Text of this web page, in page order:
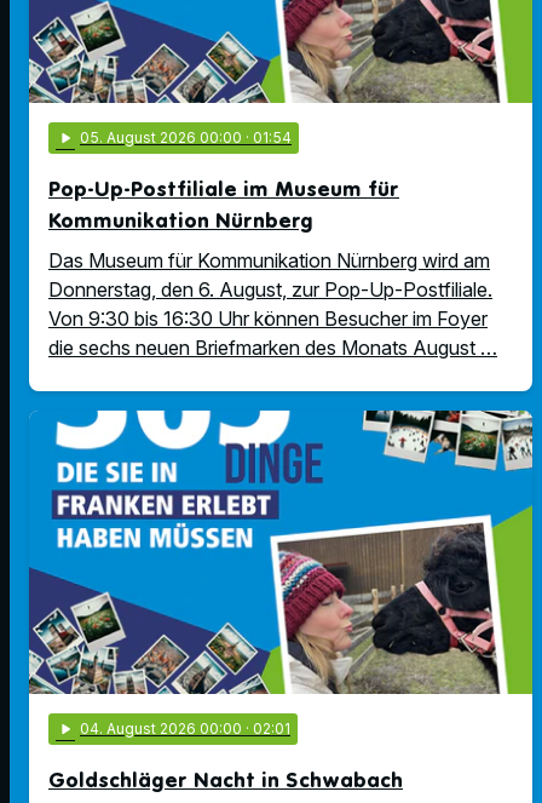
play_arrow 05. August 2026 00:00 · 01:54
Pop-Up-Postfiliale im Museum für
Kommunikation Nürnberg
Das Museum für Kommunikation Nürnberg wird am
Donnerstag, den 6. August, zur Pop-Up-Postfiliale.
Von 9:30 bis 16:30 Uhr können Besucher im Foyer
die sechs neuen Briefmarken des Monats August …
play_arrow 04. August 2026 00:00 · 02:01
Goldschläger Nacht in Schwabach